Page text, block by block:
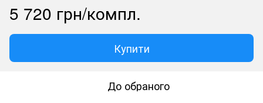
5 720 грн/компл.
Купити
До обраного